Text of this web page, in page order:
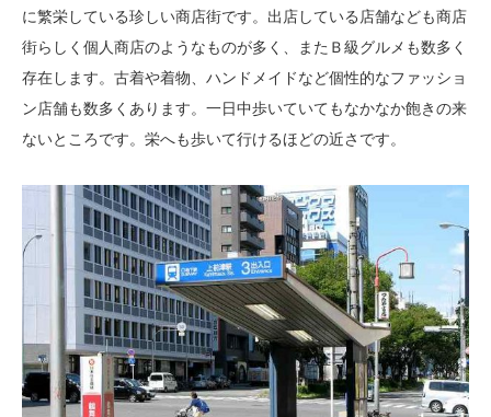
に繁栄している珍しい商店街です。出店している店舗なども商店
街らしく個人商店のようなものが多く、またＢ級グルメも数多く
存在します。古着や着物、ハンドメイドなど個性的なファッショ
ン店舗も数多くあります。一日中歩いていてもなかなか飽きの来
ないところです。栄へも歩いて行けるほどの近さです。